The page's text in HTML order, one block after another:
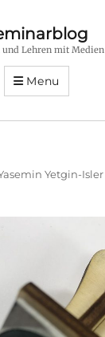
und Lehren mit Medien
Menu
Yetgin-Isler